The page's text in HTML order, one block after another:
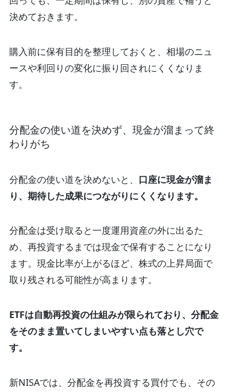
決めておきます。
購入前に保有目的を整理しておくと、相場のニュ
ースや利回りの変化に振り回されにくくなりま
す。
分配金の使い道を決めず、現金が溜まって終
わりがち
分配金の使い道を決めないと、 口座に現金が溜ま
り、期待した成果につながりにくくなります。
分配金は受け取ると一度運用資産の外に出るた
め、再投資するまでは現金で保有することになり
ます。現金比率が上がるほど、株式の上昇局面で
取り残される可能性が高まります。
ETFは自動再投資の仕組みが限られており、分配金
をそのまま置いてしまいやすい点も落とし穴で
す。
新NISAでは、分配金を再投資する買付でも、その